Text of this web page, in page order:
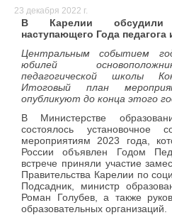
23 декабря 2022 г.
В Карелии обсудили
наступающего Года педагога
Центральным событием
юбилей
педагогической школы
Итоговый план
опубликуют до конца этого
В Министерстве
состоялось установочное
мероприятиям 2023 года,
России объявлен Годом
встрече приняли участие
Правительства Карелии по
Подсадник, министр
Роман Голубев, а также
образовательных организаций.